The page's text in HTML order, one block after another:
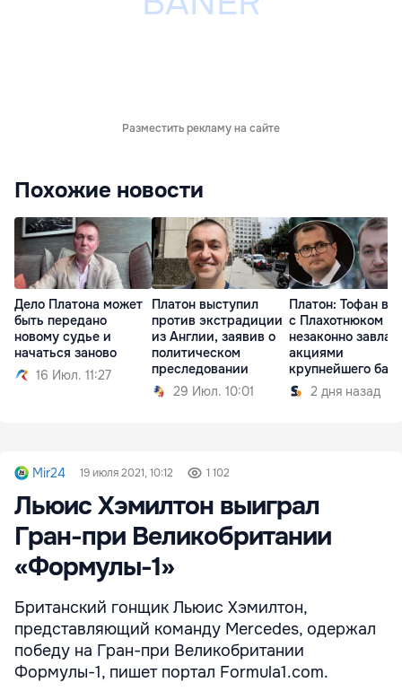
Разместить рекламу на сайте
Похожие новости
Дело Платона может
быть передано
новому судье и
начаться заново
16 Июл. 11:27
Платон выступил
против экстрадиции
из Англии, заявив о
политическом
преследовании
29 Июл. 10:01
Платон: Тофан
с Плахотнюком
незаконно
акциями
крупнейшего
2 дня назад
Mir24 19 июля 2021, 10:12 1 102
Льюис Хэмилтон выиграл
Гран-при Великобритании
«Формулы-1»
Британский гонщик Льюис Хэмилтон,
представляющий команду Mercedes, одержал
победу на Гран-при Великобритании
Формулы-1, пишет портал Formula1.com.